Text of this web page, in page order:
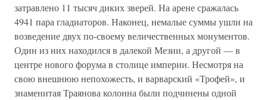
затравлено 11 тысяч диких зверей. На арене сражалась
4941 пара гладиаторов. Наконец, немалые суммы ушли на
возведение двух по-своему величественных монументов.
Один из них находился в далекой Мезии, а другой — в
центре нового форума в столице империи. Несмотря на
свою внешнюю непохожесть, и варварский «Трофей», и
знаменитая Траянова колонна были подчинены одной